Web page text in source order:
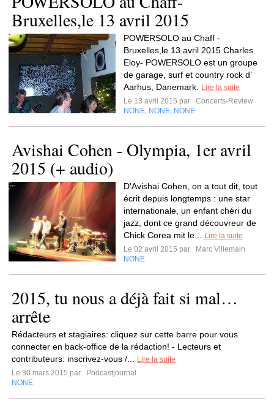
Bruxelles,le 13 avril 2015
POWERSOLO au Chaff -
Bruxelles,le 13 avril 2015 Charles
Eloy- POWERSOLO est un groupe
de garage, surf et country rock d’
Aarhus, Danemark.
Lire la suite
Le 13 avril 2015 par
Concerts-Review
NONE NONE NONE
Avishai Cohen - Olympia, 1er avril
2015 (+ audio)
D'Avishai Cohen, on a tout dit, tout
écrit depuis longtemps : une star
internationale, un enfant chéri du
jazz, dont ce grand découvreur de
Chick Corea mit le...
Lire la suite
Le 02 avril 2015 par
Marc Villemain
NONE
2015, tu nous a déjà fait si mal…
arrête
Rédacteurs et stagiaires: cliquez sur cette barre pour vous
connecter en back-office de la rédaction! - Lecteurs et
contributeurs: inscrivez-vous /...
Lire la suite
Le 30 mars 2015 par
Podcastjournal
NONE